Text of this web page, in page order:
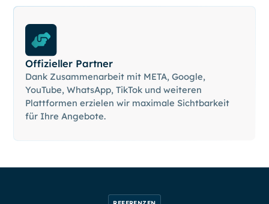
Offizieller Partner
Dank Zusammenarbeit mit META, Google,
YouTube, WhatsApp, TikTok und weiteren
Plattformen erzielen wir maximale Sichtbarkeit
für Ihre Angebote.